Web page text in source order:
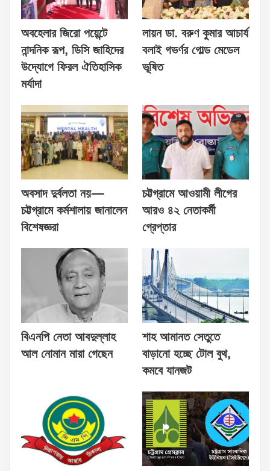
অবহেলার জিরো পয়েন্টে
নান্দনিক রূপ, ডিসি জাহিদের
উদ্যোগে ফিরল ঐতিহাসিক
মর্যাদা
লায়ন ডা. বরুণ কুমার আচার্য
বলাই গভর্ণর গোল্ড মেডেল
ভূষিত
অবসাদ দুর্বলতা নয়—
চট্টগ্রামে কর্মশালায় জানালেন
বিশেষজ্ঞরা
চট্টগ্রামে আওয়ামী লীগের
আরও ৪২ নেতাকর্মী
গ্রেপ্তার
বিএনপি নেতা আবদুল্লাহ
আল নোমান মারা গেছেন
শাহ আমানত সেতুতে
বাড়ানো হচ্ছে টোল বুথ,
কমবে যানজট